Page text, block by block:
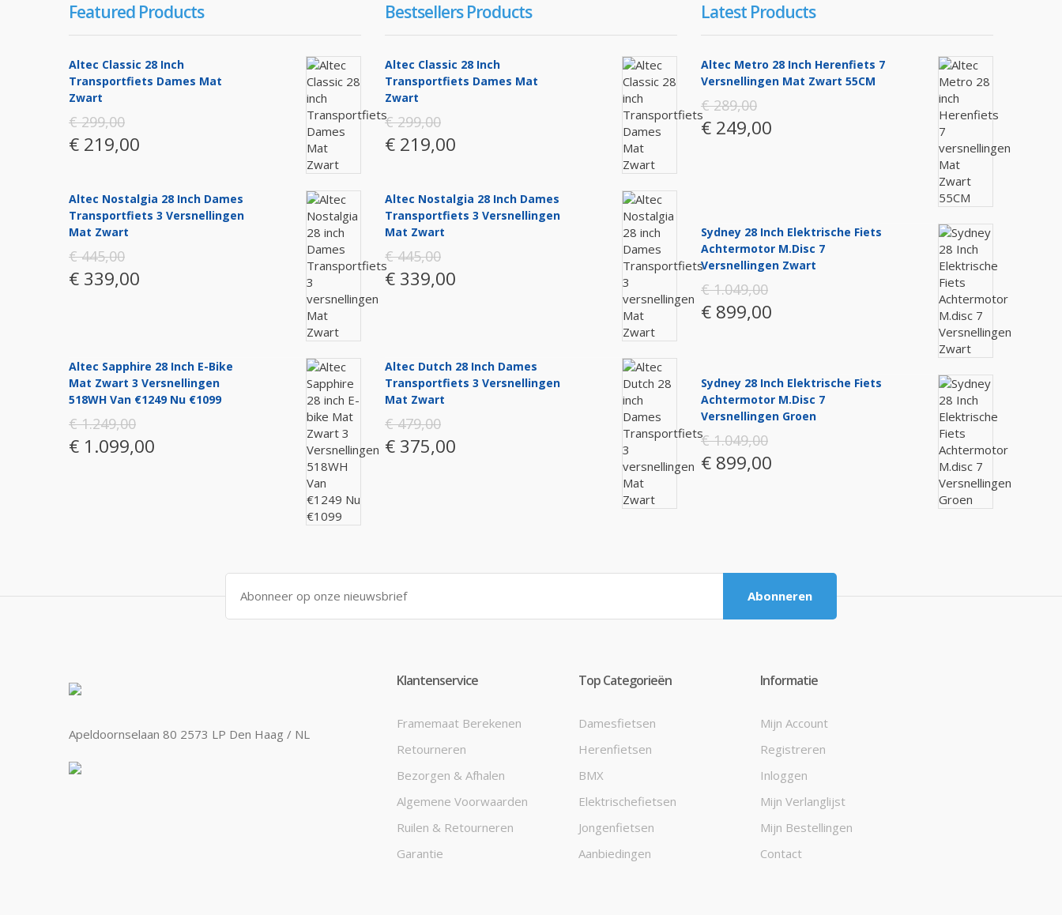
Featured Products
Altec Classic 28 Inch
Transportfiets Dames Mat
Zwart
€ 299,00
€ 219,00
Altec Nostalgia 28 Inch Dames
Transportfiets 3 Versnellingen
Mat Zwart
€ 445,00
€ 339,00
Altec Sapphire 28 Inch E-Bike
Mat Zwart 3 Versnellingen
518WH Van €1249 Nu €1099
€ 1.249,00
€ 1.099,00
Bestsellers Products
Altec Classic 28 Inch
Transportfiets Dames Mat
Zwart
€ 299,00
€ 219,00
Altec Nostalgia 28 Inch Dames
Transportfiets 3 Versnellingen
Mat Zwart
€ 445,00
€ 339,00
Altec Dutch 28 Inch Dames
Transportfiets 3 Versnellingen
Mat Zwart
€ 479,00
€ 375,00
Latest Products
Altec Metro 28 Inch Herenfiets 7
Versnellingen Mat Zwart 55CM
€ 289,00
€ 249,00
Sydney 28 Inch Elektrische Fiets
Achtermotor M.disc 7
Versnellingen Zwart
€ 1.049,00
€ 899,00
Sydney 28 Inch Elektrische Fiets
Achtermotor M.disc 7
Versnellingen Groen
€ 1.049,00
€ 899,00
Abonneren
Apeldoornselaan 80 2573 LP Den Haag / NL
Klantenservice
Framemaat Berekenen
Retourneren
Bezorgen & Afhalen
Algemene Voorwaarden
Ruilen & Retourneren
Garantie
Top Categorieën
Damesfietsen
Herenfietsen
BMX
Elektrischefietsen
Jongenfietsen
Aanbiedingen
Informatie
Mijn Account
Registreren
Inloggen
Mijn Verlanglijst
Mijn Bestellingen
Contact